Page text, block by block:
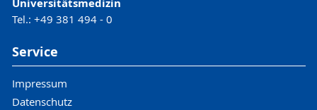
Universitätsmedizin
Tel.: +49 381 494 - 0
Service
Impressum
Datenschutz